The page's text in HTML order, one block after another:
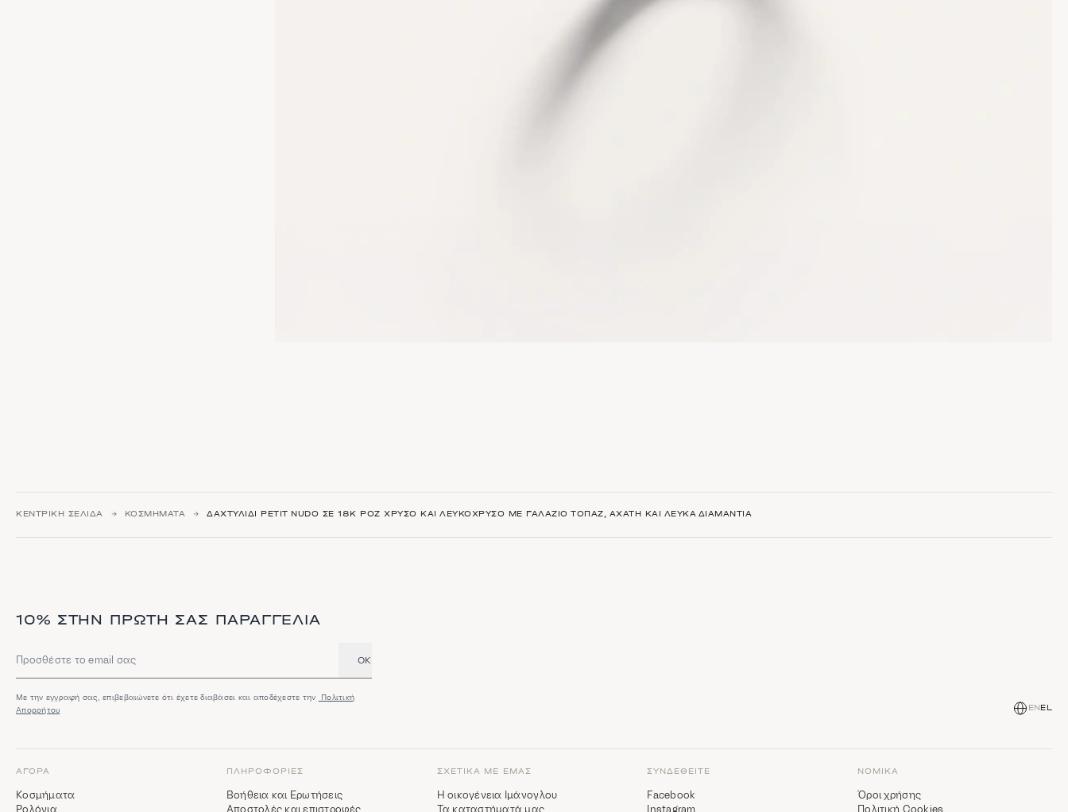
ΚΕΝΤΡΙΚΉ ΣΕΛΊΔΑ ΚΟΣΜΉΜΑΤΑ ΔΑΧΤΥΛΊΔΙ PETIT NUDO ΣΕ 18Κ ΡΟΖ ΧΡΥΣΌ ΚΑΙ ΛΕΥΚΌΧΡΥΣΟ ΜΕ ΓΑΛΆΖΙΟ ΤΟΠΆΖ, ΑΧΆΤΗ ΚΑΙ ΛΕΥΚΆ ΔΙΑΜΆΝΤΙΑ
10% ΣΤΗΝ ΠΡΏΤΗ ΣΑΣ ΠΑΡΑΓΓΕΛΊΑ
Διεύθυνση email OK
Με την εγγραφή σας, επιβεβαιώνετε ότι έχετε διαβάσει και αποδέχεστε την
Πολιτική
Απορρήτου
ENEL
ΑΓΟΡΆ
Κοσμήματα
Ρολόγια
ΠΛΗΡΟΦΟΡΊΕΣ
Βοήθεια και Ερωτήσεις
Αποστολές και επιστροφές
ΣΧΕΤΙΚΆ ΜΕ ΕΜΆΣ
Η οικογένεια Ιμάνογλου
Τα καταστήματά μας
ΣΥΝΔΕΘΕΊΤΕ
Facebook
Instagram
ΝΟΜΙΚΆ
Όροι χρήσης
Πολιτική Cookies